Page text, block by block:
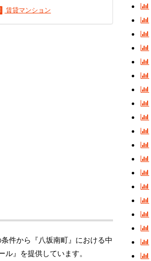
賃貸マンション
件から『八坂南町』における中
』を提供しています。